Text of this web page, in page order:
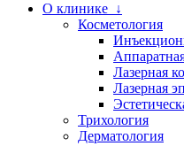
О клинике ↓
Косметология
Лазерная
Лазерная
Трихология
Дерматология